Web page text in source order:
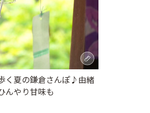
く夏の鎌倉さんぽ♪由緒
んやり甘味も